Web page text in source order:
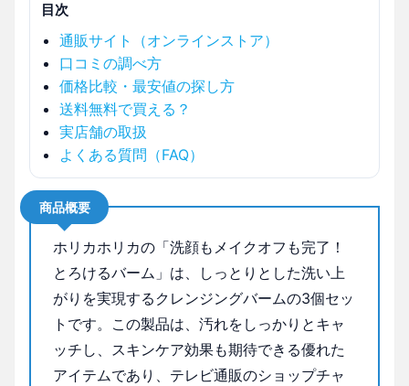
目次
通販サイト（オンラインストア）
口コミの調べ方
価格比較・最安値の探し方
送料無料で買える？
実店舗の取扱
よくある質問（FAQ）
商品概要
ホリカホリカの「洗顔もメイクオフも完了！
とろけるバーム」は、しっとりとした洗い上
がりを実現するクレンジングバームの3個セッ
トです。この製品は、汚れをしっかりとキャ
ッチし、スキンケア効果も期待できる優れた
アイテムであり、テレビ通販のショップチャ